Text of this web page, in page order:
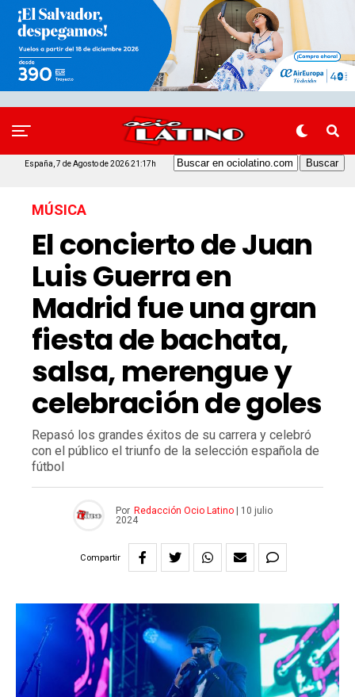
España, 7 de Agosto de 2026 21:17h
MÚSICA
El concierto de Juan
Luis Guerra en
Madrid fue una gran
fiesta de bachata,
salsa, merengue y
celebración de goles
Repasó los grandes éxitos de su carrera y celebró
con el público el triunfo de la selección española de
fútbol
Por Redacción Ocio Latino|
10 julio
2024
Compartir